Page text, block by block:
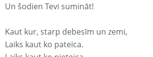
Un šodien Tevi sumināt!
Kaut kur, starp debesīm un zemi,
Laiks kaut ko pateica.